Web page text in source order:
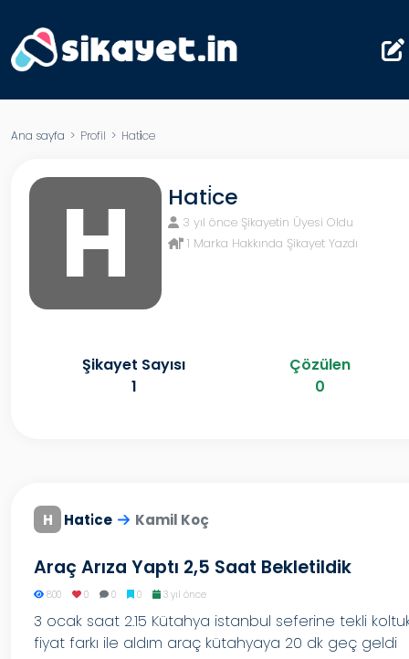
Ana sayfa > Profil > Hati̇ce
H Hati̇ce
3 yıl önce Şikayetin Üyesi Oldu
1 Marka Hakkında Şikayet Yazdı
Şikayet Sayısı
1
Çözülen
0
H Hati̇ce Kamil Koç
Araç Arıza Yaptı 2,5 Saat Bekletildik
800 0 0 0 3 yıl önce
3 ocak saat 2.15 Kütahya istanbul seferine tekli
fiyat farkı ile aldım araç kütahyaya 20 dk geç geldi